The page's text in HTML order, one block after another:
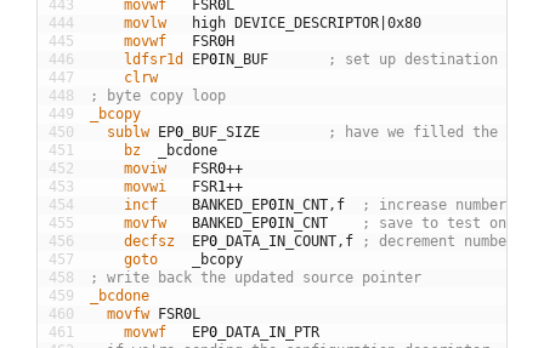
443
444
445
446
447
448
449
450
451
452
453
454
455
456
457
458
459
460
461
	movwf
FSR0L
	movlw
high DEVICE DESCRIPTOR 0x80
	movwf
FSR0H
	ldfsr1d
EP0IN BUF
; set up destination
	clrw
; byte copy loop
_bcopy
sublw
EP0 BUF SIZE
; have we filled the
	bz
bcdone
	moviw
FSR0++
	movwi
FSR1++
	incf
BANKED EP0IN CNT, f
; increase number of
	movfw
BANKED EP0IN CNT
; save to test on
	decfsz
EP0 DATA IN COUNT, f
; decrement number
	goto
bcopy
; write back the updated source pointer
_bcdone
movfw
FSR0L
	movwf
EP0 DATA IN
PTR